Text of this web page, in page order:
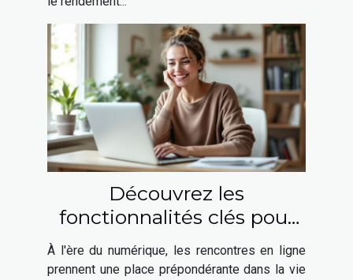
Découvrez les
fonctionnalités clés pour
des rencontres en ligne
réussies
À l'ère du numérique, les rencontres en ligne
prennent une place prépondérante dans la vie